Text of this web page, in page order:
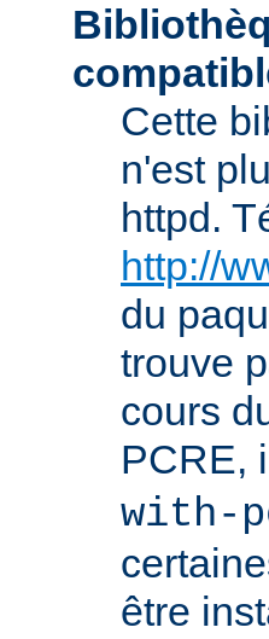
Cette
n'est
httpd.
http://
du
trouve
cours
PCRE,
with-
être